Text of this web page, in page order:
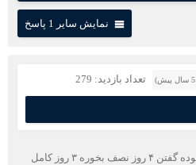
نمایش سایر 1 پاسخ
تعداد بازدید: 279
سلام روز بخیر پی تی مادرم بالا بوده گفتن ۴ روز نصف بخوره ۳ روز کامل